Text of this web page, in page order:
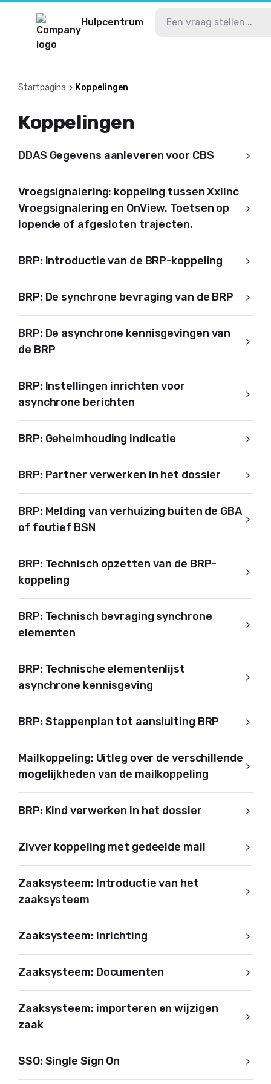
Hulpcentrum
Startpagina Koppelingen
Koppelingen
DDAS Gegevens aanleveren voor CBS
Vroegsignalering: koppeling tussen Xxllnc
Vroegsignalering en OnView. Toetsen op
lopende of afgesloten trajecten.
BRP: Introductie van de BRP-koppeling
BRP: De synchrone bevraging van de BRP
BRP: De asynchrone kennisgevingen van
de BRP
BRP: Instellingen inrichten voor
asynchrone berichten
BRP: Geheimhouding indicatie
BRP: Partner verwerken in het dossier
BRP: Melding van verhuizing buiten de GBA
of foutief BSN
BRP: Technisch opzetten van de BRP-
koppeling
BRP: Technisch bevraging synchrone
elementen
BRP: Technische elementenlijst
asynchrone kennisgeving
BRP: Stappenplan tot aansluiting BRP
Mailkoppeling: Uitleg over de verschillende
mogelijkheden van de mailkoppeling
BRP: Kind verwerken in het dossier
Zivver koppeling met gedeelde mail
Zaaksysteem: Introductie van het
zaaksysteem
Zaaksysteem: Inrichting
Zaaksysteem: Documenten
Zaaksysteem: importeren en wijzigen
zaak
SSO: Single Sign On